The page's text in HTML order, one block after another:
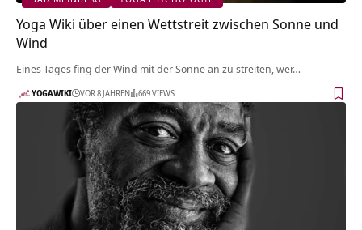
Yoga Wiki über einen Wettstreit zwischen Sonne und
Wind
Eines Tages fing der Wind mit der Sonne an zu streiten, wer…
YOGAWIKI VOR 8 JAHREN 669 VIEWS